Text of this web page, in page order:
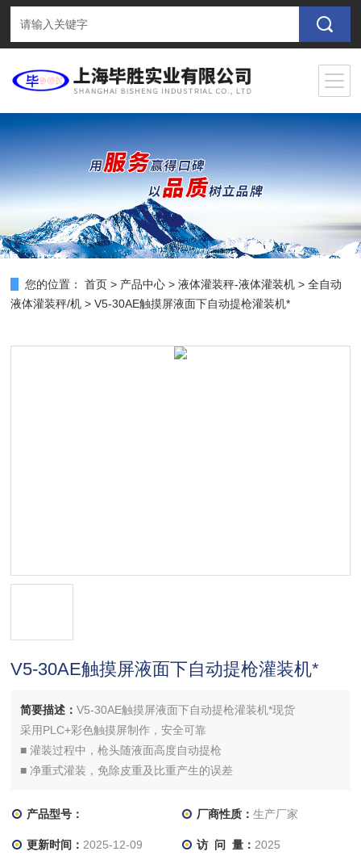
您的位置： 首页 > 产品中心 >液体灌装秤-液体灌装机 >全自动
液体灌装秤/机 > V5-30AE触摸屏液面下自动提枪灌装机*
V5-30AE触摸屏液面下自动提枪灌装机*
简要描述：V5-30AE触摸屏液面下自动提枪灌装机*现货
采用PLC+彩色触摸屏制作，安全可靠
■ 灌装过程中，枪头随液面高度自动提枪
■ 净重式灌装，免除皮重及比重产生的误差
产品型号： 厂商性质： 生产厂家
更新时间： 2025-12-09 访 问 量： 2025